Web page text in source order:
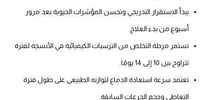
يبدأ الاستقرار التدريجي وتحسن المؤشرات الحيوية بعد مرور
أسبوع من بدء العلاج.
تستمر مرحلة التخلص من الترسبات الكيميائية في الأنسجة لفترة
تتراوح بين 10 إلى 14 يومًا.
تعتمد سرعة استعادة الدماغ لتوازنه الطبيعي على طول فترة
التعاطي وحجم الجرعات السابقة.